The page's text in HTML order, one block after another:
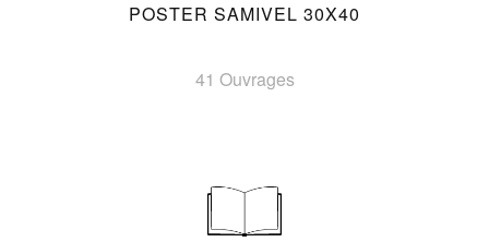
POSTER SAMIVEL 30X40
41 Ouvrages